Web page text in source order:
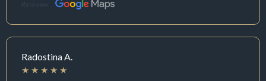
Източник:
Radostina A.